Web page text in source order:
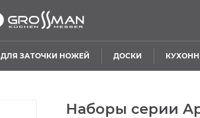
ДЛЯ ЗАТОЧКИ НОЖЕЙ ДОСКИ
Наборы серии